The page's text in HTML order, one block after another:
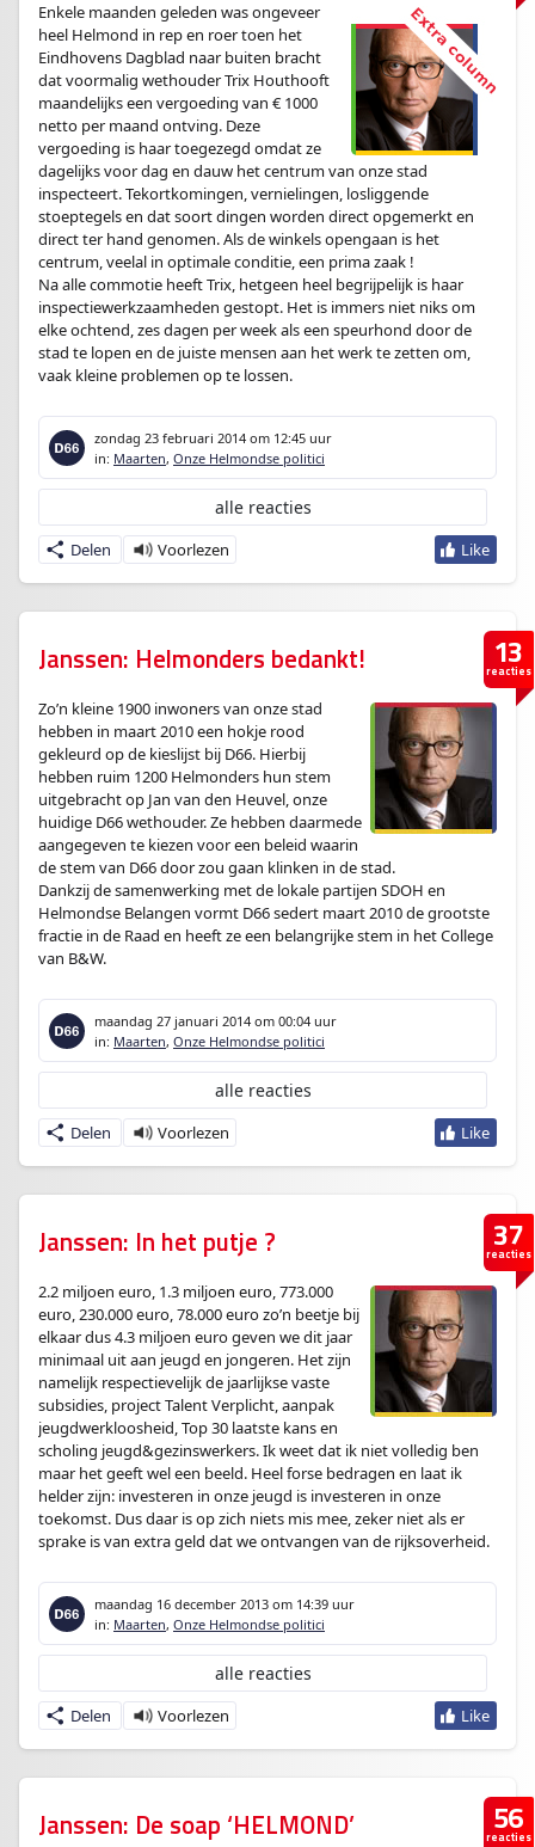
Enkele maanden geleden was ongeveer
heel Helmond in rep en roer toen het
Eindhovens Dagblad naar buiten bracht
dat voormalig wethouder Trix Houthooft
maandelijks een vergoeding van € 1000
netto per maand ontving. Deze
vergoeding is haar toegezegd omdat ze
dagelijks voor dag en dauw het centrum van onze stad
inspecteert. Tekortkomingen, vernielingen, losliggende
stoeptegels en dat soort dingen worden direct opgemerkt en
direct ter hand genomen. Als de winkels opengaan is het
centrum, veelal in optimale conditie, een prima zaak !
Na alle commotie heeft Trix, hetgeen heel begrijpelijk is haar
inspectiewerkzaamheden gestopt. Het is immers niet niks om
elke ochtend, zes dagen per week als een speurhond door de
stad te lopen en de juiste mensen aan het werk te zetten om,
vaak kleine problemen op te lossen.
zondag 23 februari 2014 om 12:45 uur
in: Maarten, Onze Helmondse politici
Delen
alle reacties
13
reacties
Janssen: Helmonders bedankt!
Zo’n kleine 1900 inwoners van onze stad
hebben in maart 2010 een hokje rood
gekleurd op de kieslijst bij D66. Hierbij
hebben ruim 1200 Helmonders hun stem
uitgebracht op Jan van den Heuvel, onze
huidige D66 wethouder. Ze hebben daarmede
aangegeven te kiezen voor een beleid waarin
de stem van D66 door zou gaan klinken in de stad.
Dankzij de samenwerking met de lokale partijen SDOH en
Helmondse Belangen vormt D66 sedert maart 2010 de grootste
fractie in de Raad en heeft ze een belangrijke stem in het College
van B&W.
maandag 27 januari 2014 om 00:04 uur
in: Maarten, Onze Helmondse politici
Delen
alle reacties
37
reacties
Janssen: In het putje ?
2.2 miljoen euro, 1.3 miljoen euro, 773.000
euro, 230.000 euro, 78.000 euro zo’n beetje bij
elkaar dus 4.3 miljoen euro geven we dit jaar
minimaal uit aan jeugd en jongeren. Het zijn
namelijk respectievelijk de jaarlijkse vaste
subsidies, project Talent Verplicht, aanpak
jeugdwerkloosheid, Top 30 laatste kans en
scholing jeugd&gezinswerkers. Ik weet dat ik niet volledig ben
maar het geeft wel een beeld. Heel forse bedragen en laat ik
helder zijn: investeren in onze jeugd is investeren in onze
toekomst. Dus daar is op zich niets mis mee, zeker niet als er
sprake is van extra geld dat we ontvangen van de rijksoverheid.
maandag 16 december 2013 om 14:39 uur
in: Maarten, Onze Helmondse politici
Delen
alle reacties
56
reacties
Janssen: De soap ‘HELMOND’